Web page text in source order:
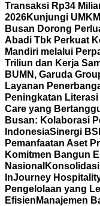
Transaksi Rp34
2026Kunjungi
Busan Dorong
Abadi Tbk Perkuat
Mandiri melalui
Triliun dan Kerja
BUMN, Garuda
Layanan
Peningkatan
Care yang
Busan: Kolaborasi
IndonesiaSinergi
Pemanfaatan Aset
Komitmen Bangun
Nasional
InJourney
Pengelolaan yang
Efisien Manajemen